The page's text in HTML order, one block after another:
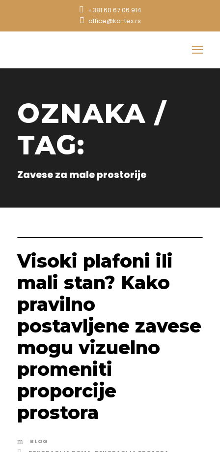
+381 60 67 06 914
office@ka-tex.rs
OZNAKA /
TAG:
Zavese za male prostorije
Visoki plafoni ili
mali stan? Kako
pravilno
postavljene zavese
mogu vizuelno
promeniti
proporcije
prostora
BLOG